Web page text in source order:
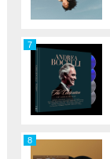
7
8